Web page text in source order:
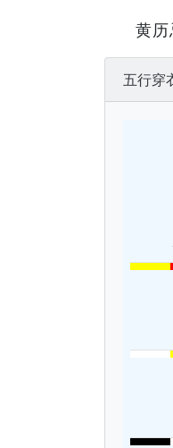
黄
五行穿